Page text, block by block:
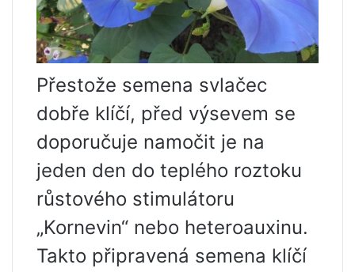
Přestože semena svlačec
dobře klíčí, před výsevem se
doporučuje namočit je na
jeden den do teplého roztoku
růstového stimulátoru
„Kornevin“ nebo heteroauxinu.
Takto připravená semena klíčí